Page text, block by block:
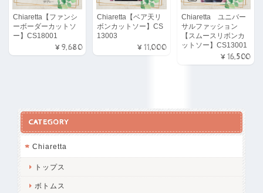
Chiaretta【ファンシ
ーボーダーカットソ
ー】CS18001
¥9,680
Chiaretta【ベア天リ
ボンカットソー】CS
13003
¥11,000
Chiaretta ユニバー
サルファッション
【スムースリボンカ
ットソー】CS13001
¥16,500
CATEGORY
Chiaretta
トップス
ボトムス